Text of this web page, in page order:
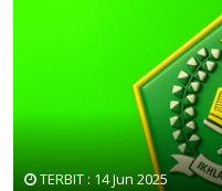
TERBIT : 14 Jun 2025